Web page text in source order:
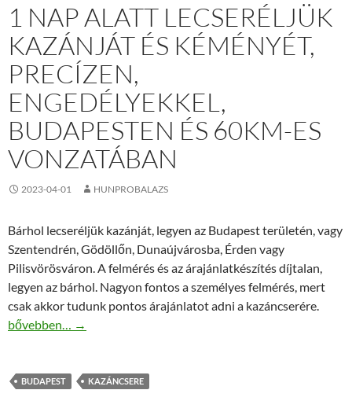
1 NAP ALATT LECSERÉLJÜK
KAZÁNJÁT ÉS KÉMÉNYÉT,
PRECÍZEN,
ENGEDÉLYEKKEL,
BUDAPESTEN ÉS 60KM-ES
VONZATÁBAN
2023-04-01 HUNPROBALAZS
Bárhol lecseréljük kazánját, legyen az Budapest területén, vagy
Szentendrén, Gödöllőn, Dunaújvárosba, Érden vagy
Pilisvörösváron. A felmérés és az árajánlatkészítés díjtalan,
legyen az bárhol. Nagyon fontos a személyes felmérés, mert
csak akkor tudunk pontos árajánlatot adni a kazáncserére.
1 nap alatt lecseréljük kazánját és kéményét, precízen,
bővebben… →
BUDAPEST KAZÁNCSERE